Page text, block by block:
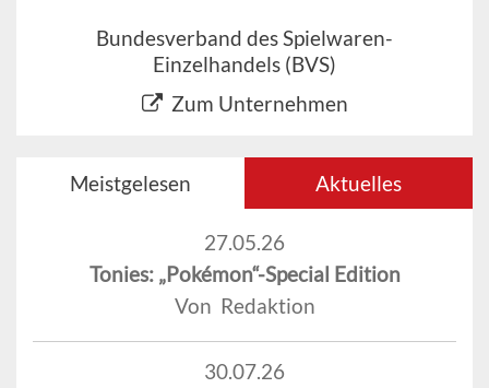
Bundesverband des Spielwaren-
Einzelhandels (BVS)
Zum Unternehmen
Meistgelesen Aktuelles
27.05.26
Tonies: „Pokémon“-Special Edition
Von Redaktion
30.07.26